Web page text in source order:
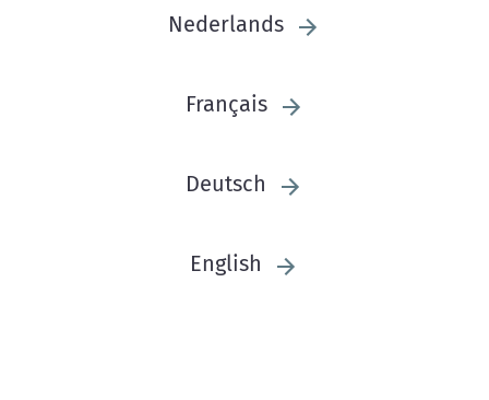
Nederlands
Français
Deutsch
English